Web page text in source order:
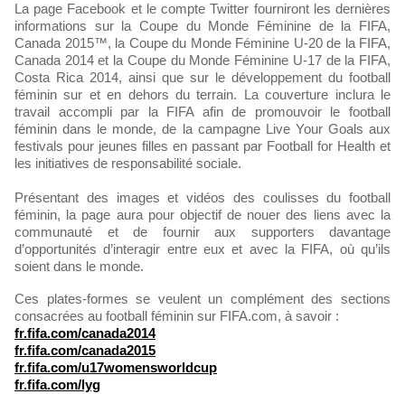
La page Facebook et le compte Twitter fourniront les dernières
informations sur la Coupe du Monde Féminine de la FIFA,
Canada 2015™, la Coupe du Monde Féminine U-20 de la FIFA,
Canada 2014 et la Coupe du Monde Féminine U-17 de la FIFA,
Costa Rica 2014, ainsi que sur le développement du football
féminin sur et en dehors du terrain. La couverture inclura le
travail accompli par la FIFA afin de promouvoir le football
féminin dans le monde, de la campagne Live Your Goals aux
festivals pour jeunes filles en passant par Football for Health et
les initiatives de responsabilité sociale.
Présentant des images et vidéos des coulisses du football
féminin, la page aura pour objectif de nouer des liens avec la
communauté et de fournir aux supporters davantage
d’opportunités d’interagir entre eux et avec la FIFA, où qu’ils
soient dans le monde.
Ces plates-formes se veulent un complément des sections
consacrées au football féminin sur FIFA.com, à savoir :
fr.fifa.com/canada2014
fr.fifa.com/canada2015
fr.fifa.com/u17womensworldcup
fr.fifa.com/lyg